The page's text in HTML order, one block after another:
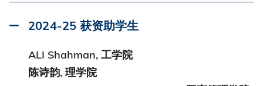
2024-25 获资助学生
ALI Shahman, 工学院
陈诗韵, 理学院